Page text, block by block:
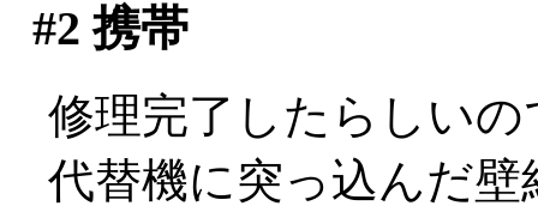
#2 携帯
修理完了したらしい
代替機に突っ込んだ